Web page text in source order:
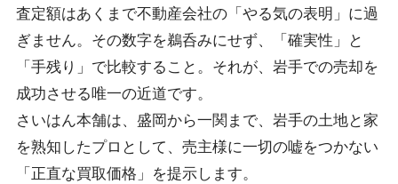
査定額はあくまで不動産会社の「やる気の表明」に過
ぎません。その数字を鵜呑みにせず、「確実性」と
「手残り」で比較すること。それが、岩手での売却を
成功させる唯一の近道です。
さいはん本舗は、盛岡から一関まで、岩手の土地と家
を熟知したプロとして、売主様に一切の嘘をつかない
「正直な買取価格」を提示します。